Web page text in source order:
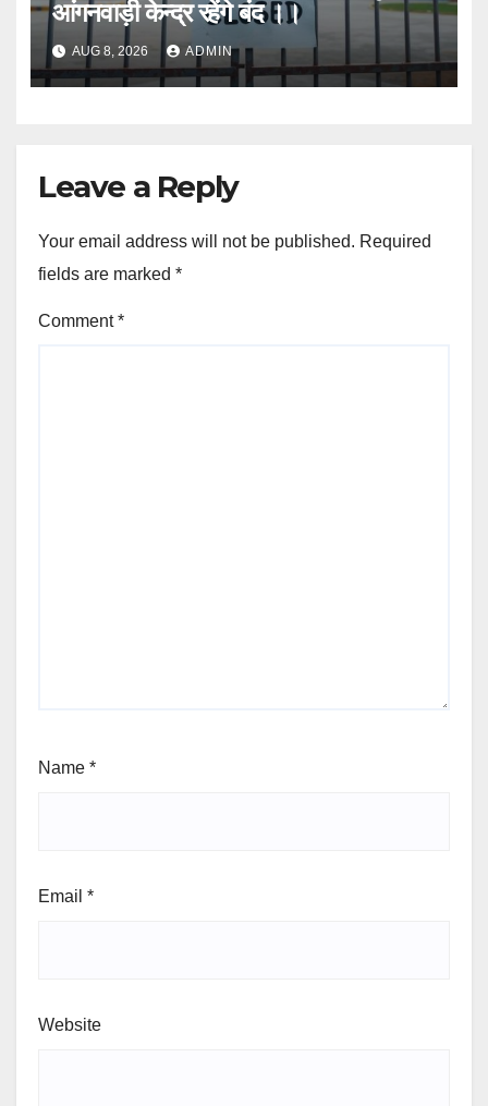
आंगनवाड़ी केन्द्र रहेंगे बंद ।।
AUG 8, 2026 ADMIN
Leave a Reply
Your email address will not be published. Required
fields are marked *
Comment*
Name *
Email *
Website